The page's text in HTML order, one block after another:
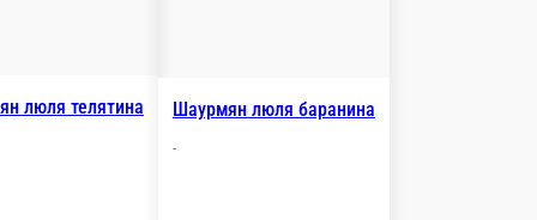
люля телятина Шаурмян люля баранина
-